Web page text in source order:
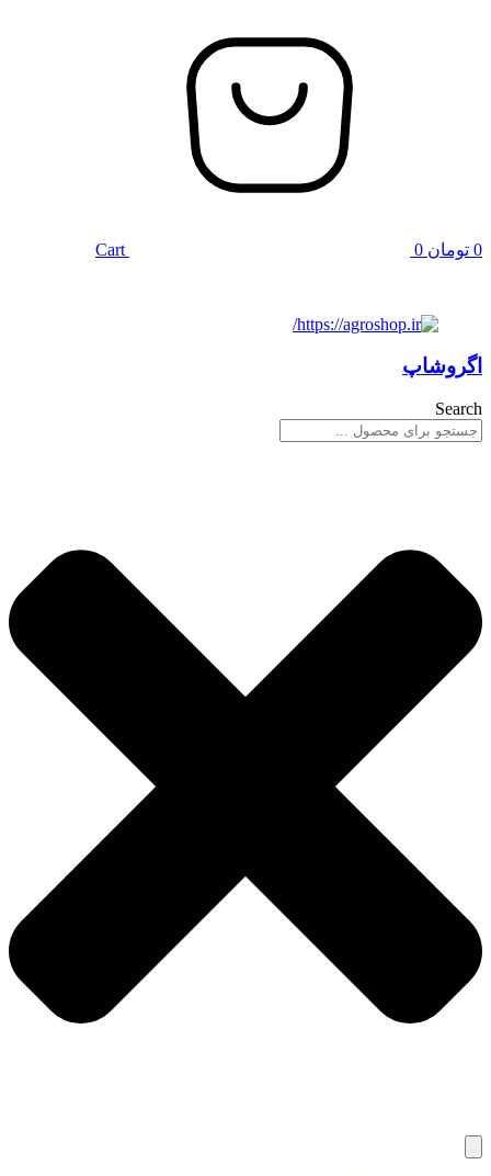
0 تومان 0
Cart
اگروشاپ
Search